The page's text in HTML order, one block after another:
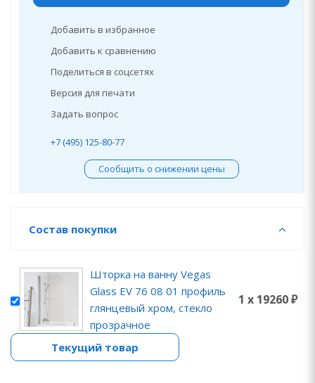
Добавить в избранное
Добавить к сравнению
Поделиться в соцсетях
Версия для печати
Задать вопрос
+7 (495) 125-80-77
Сообщить о снижении цены
Состав покупки
Шторка на ванну Vegas
Glass EV 76 08 01 профиль
глянцевый хром, стекло
прозрачное
1 x 19260 ₽
Текущий товар